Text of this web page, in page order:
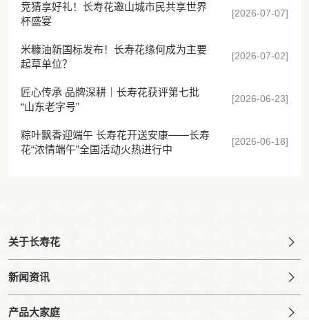
竞猜享好礼！长寿花邀山城市民共享世界
杯盛宴
[2026-07-07]
米糠油新国标发布！长寿花缘何成为主要
起草单位？
[2026-07-02]
匠心传承 品牌深耕｜长寿花获评第七批
“山东老字号”
[2026-06-23]
粽叶飘香迎端午 长寿花开送安康——长寿
花“浓情端午”全国活动火热进行中
[2026-06-18]
关于长寿花
新闻资讯
产品大家庭